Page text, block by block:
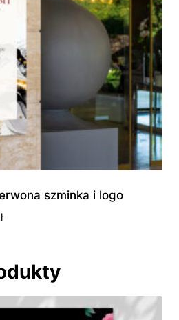
szminka i logo
Zakres
250,00 zł
do
580,00 zł